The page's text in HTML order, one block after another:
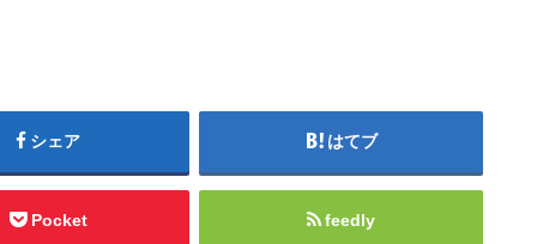
シェア はてブ
Pocket feedly